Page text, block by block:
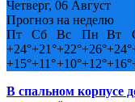
Четверг, 06 Август
Прогноз на неделю
Пт
Сб Вс Пн Вт
+24°+21°+22°+26°+24°
+15°+11°+10°+12°+16°
В спальном корпусе